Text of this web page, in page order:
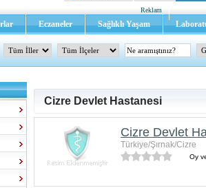
Reklam
Eczaneler Sağlıklı Yaşam
İletişim
Cizre Devlet Hastanesi
Cizre Devlet
Türkiye/Şırnak/Cizre
Oy